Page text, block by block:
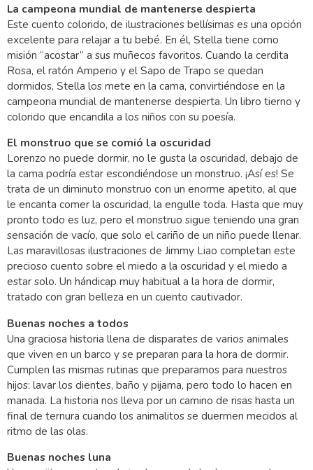
La campeona mundial de mantenerse despierta
Este cuento colorido, de ilustraciones bellísimas es una opción
excelente para relajar a tu bebé. En él, Stella tiene como
misión “acostar” a sus muñecos favoritos. Cuando la cerdita
Rosa, el ratón Amperio y el Sapo de Trapo se quedan
dormidos, Stella los mete en la cama, convirtiéndose en la
campeona mundial de mantenerse despierta. Un libro tierno y
colorido que encandila a los niños con su poesía.
El monstruo que se comió la oscuridad
Lorenzo no puede dormir, no le gusta la oscuridad, debajo de
la cama podría estar escondiéndose un monstruo. ¡Así es! Se
trata de un diminuto monstruo con un enorme apetito, al que
le encanta comer la oscuridad, la engulle toda. Hasta que muy
pronto todo es luz, pero el monstruo sigue teniendo una gran
sensación de vacío, que solo el cariño de un niño puede llenar.
Las maravillosas ilustraciones de Jimmy Liao completan este
precioso cuento sobre el miedo a la oscuridad y el miedo a
estar solo. Un hándicap muy habitual a la hora de dormir,
tratado con gran belleza en un cuento cautivador.
Buenas noches a todos
Una graciosa historia llena de disparates de varios animales
que viven en un barco y se preparan para la hora de dormir.
Cumplen las mismas rutinas que preparamos para nuestros
hijos: lavar los dientes, baño y pijama, pero todo lo hacen en
manada. La historia nos lleva por un camino de risas hasta un
final de ternura cuando los animalitos se duermen mecidos al
ritmo de las olas.
Buenas noches luna